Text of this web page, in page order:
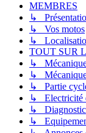
MEMBRES
↳
↳ Vos motos
↳
TOUT SUR
↳
↳
↳ Partie
↳ Electricité
↳ Diagnostic
↳